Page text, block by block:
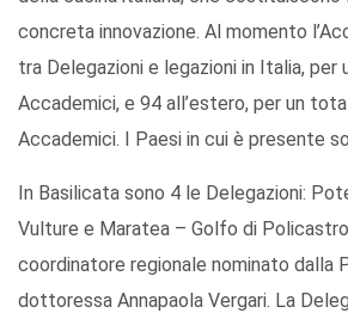
concreta innovazione. Al momento
tra Delegazioni e legazioni in Italia, per
Accademici, e 94 all’estero, per un
Accademici. I Paesi in cui è presente
In Basilicata sono 4 le Delegazioni:
Vulture e Maratea – Golfo di
coordinatore regionale nominato dalla
dottoressa Annapaola Vergari. La